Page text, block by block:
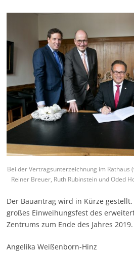
Bei der Vertragsunterzeichnung im Rathaus
Reiner Breuer, Ruth Rubinstein und Oded
Der Bauantrag wird in Kürze
großes Einweihungsfest des
Zentrums zum Ende des Jahres 2019.
Angelika Weißenborn-Hinz